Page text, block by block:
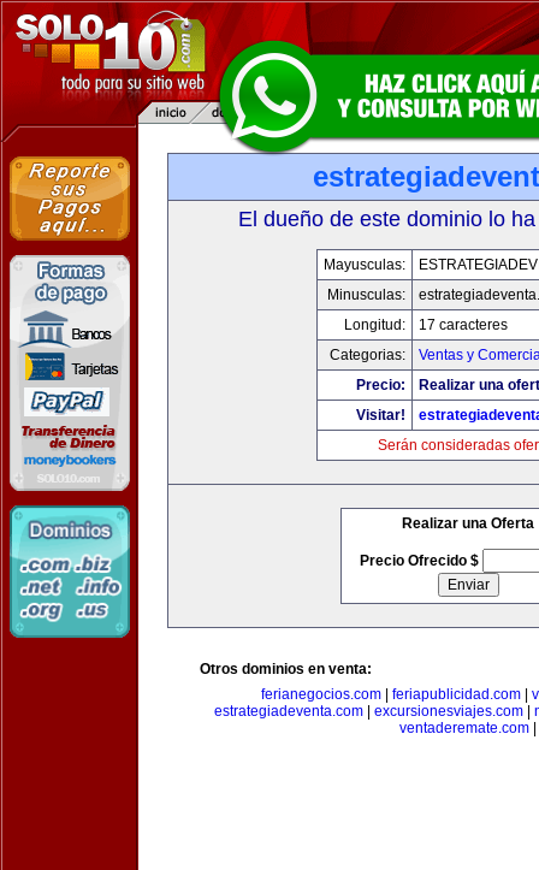
El dueño de este dominio lo
Mayusculas:
Minusculas:
Longitud:
17 caracteres
Categorias:
Ventas y
Precio:
Realizar una
Visitar!
Serán consideradas
Realizar una Oferta
Precio Ofrecido $
Otros dominios en venta:
ferianegocios.com| feriapublicidad.com|
estrategiadeventa.com| excursionesviajes.com|
ventaderemate.com